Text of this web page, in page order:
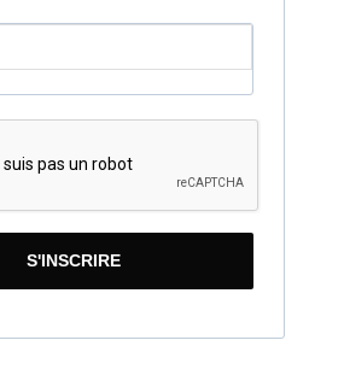
S'INSCRIRE